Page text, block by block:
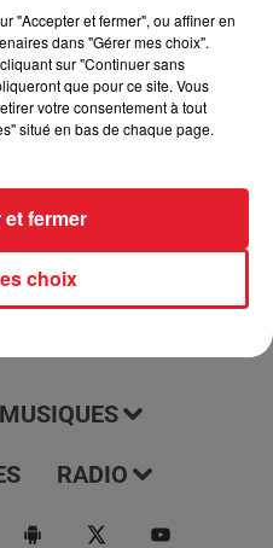
vous offre une couverture
nouvelles, des événements
Écoutez-le pour rester
ce qui se passe dans votre
MUSIQUES
RADIO
"Accepter et fermer", ou affiner en
dans "Gérer mes choix".
sur "Continuer sans
que pour ce site. Vous
votre consentement à tout
situé en bas de chaque page.
choix
fermer